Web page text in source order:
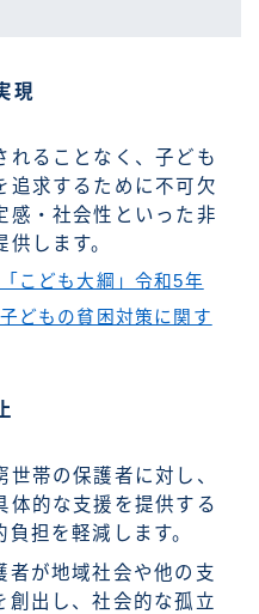
現
れることなく、子ども
追求するために不可欠
感・社会性といった非
します。
こども大綱」令和5年
どもの貧困対策に関す
帯の保護者に対し、
体的な支援を提供する
担を軽減します。
者が地域社会や他の支
創出し、社会的な孤立